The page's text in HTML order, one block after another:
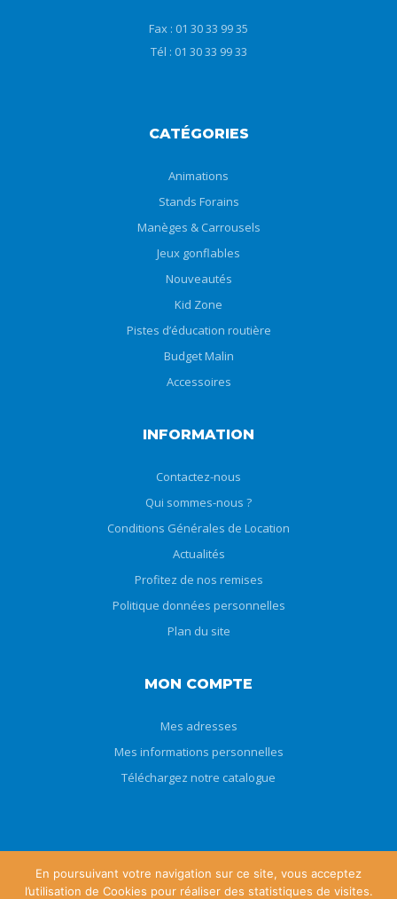
Fax : 01 30 33 99 35
Tél : 01 30 33 99 33
CATÉGORIES
Animations
Stands Forains
Manèges & Carrousels
Jeux gonflables
Nouveautés
Kid Zone
Pistes d’éducation routière
Budget Malin
Accessoires
INFORMATION
Contactez-nous
Qui sommes-nous ?
Conditions Générales de Location
Actualités
Profitez de nos remises
Politique données personnelles
Plan du site
MON COMPTE
Mes adresses
Mes informations personnelles
Téléchargez notre catalogue
En poursuivant votre navigation sur ce site, vous acceptez
l’utilisation de Cookies pour réaliser des statistiques de visites.